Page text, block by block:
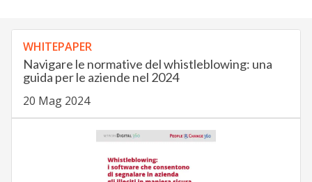
WHITEPAPER
Navigare le normative del whistleblowing: una
guida per le aziende nel 2024
20 Mag 2024